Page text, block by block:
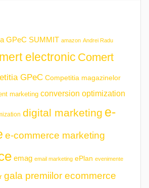
GPeC SUMMIT amazon Andrei Radu
electronic Comert
GPeC Competitia magazinelor
marketing conversion optimization
digital marketing e-
e-commerce marketing
emag email marketing ePlan evenimente
gala premiilor ecommerce